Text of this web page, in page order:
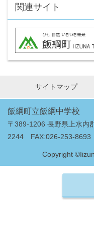
関連サイト
サイトマップ
飯綱町立飯綱中学校
〒389-1206 長野県上水
2244 FAX:026-253-8693
Copyright